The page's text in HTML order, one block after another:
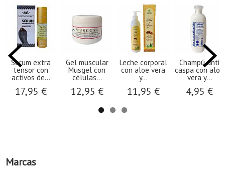
Marcas
Serum extra
tensor con
activos de...
17,95 €
Gel muscular
Musgel con
células...
12,95 €
Leche corporal
con aloe vera
y...
11,95 €
Champú anti
caspa con aloe
vera y...
4,95 €